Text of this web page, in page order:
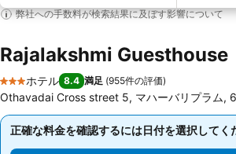
弊社への手数料が検索結果に及ぼす影響について
Rajalakshmi Guesthouse
3 ホテルのランク
ホテル 8.4 満足 (955件の評価)
Othavadai Cross street 5, マハーバリプラム,
正確な料金を確認するには日付を選択してく
正確な料金を確認するには日付を選択してく